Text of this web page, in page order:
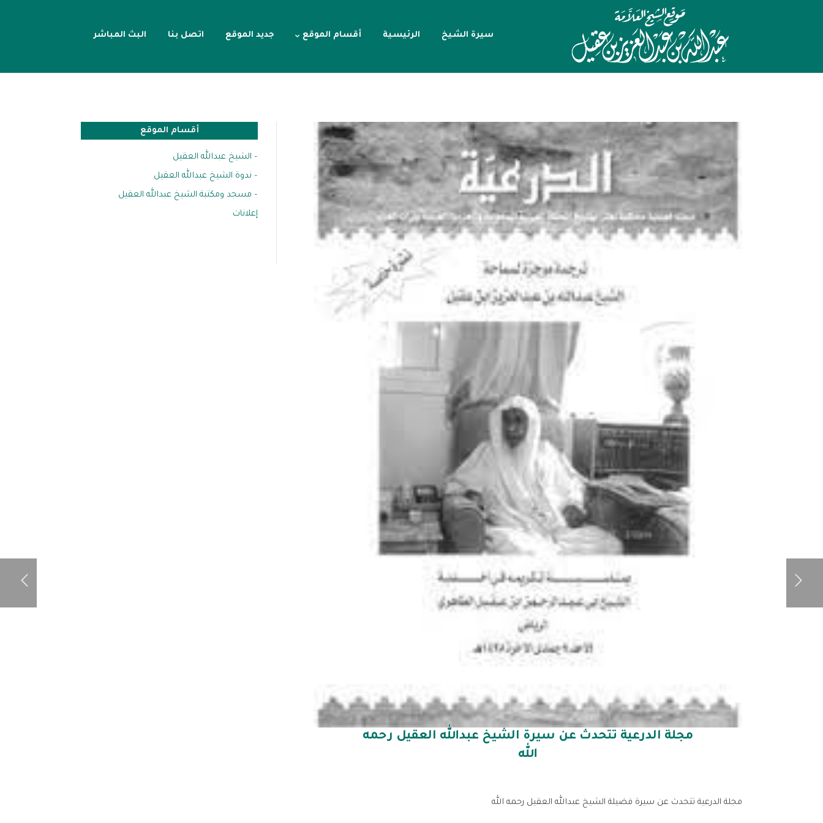
سيرة الشيخ الرئيسية أقسام الموقع جديد الموقع اتصل بنا البث المباشر
مجلة الدرعية تتحدث عن سيرة الشيخ عبدالله العقيل رحمه
الله
مجلة الدرعية تتحدث عن سيرة فضيلة الشيخ عبدالله العقيل رحمه الله
أقسام الموقع
– الشيخ عبدالله العقيل
– ندوة الشيخ عبدالله العقيل
– مسجد ومكتبة الشيخ عبدالله العقيل
إعلانات